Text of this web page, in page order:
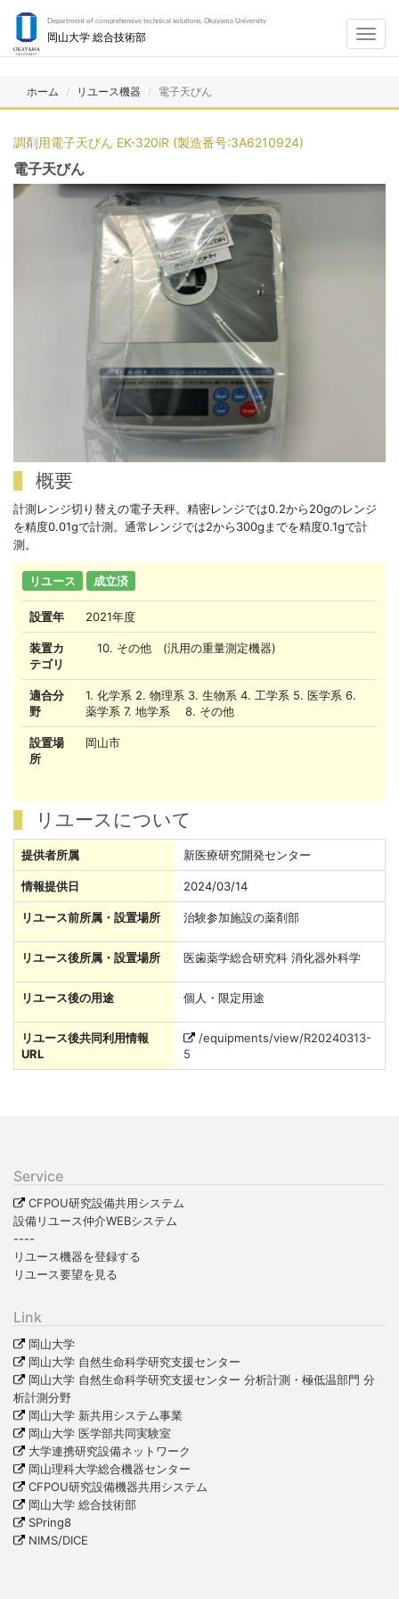
Department of comprehensive technical solutions, Okayama University
岡山大学 総合技術部
ホーム リユース機器 電子天びん
調剤用電子天びん EK-320iR (製造番号:3A6210924)
電子天びん
概要
計測レンジ切り替えの電子天秤。精密レンジでは0.2から20gのレンジ
を精度0.01gで計測。通常レンジでは2から300gまでを精度0.1gで計
測。
リユース 成立済
設置年 2021年度
装置カ
テゴリ
10. その他 (汎用の重量測定機器)
適合分
野
1. 化学系 2. 物理系 3. 生物系 4. 工学系 5. 医学系 6.
薬学系 7. 地学系 8. その他
設置場
所
岡山市
リユースについて
提供者所属 新医療研究開発センター
情報提供日 2024/03/14
リユース前所属・設置場所 治験参加施設の薬剤部
リユース後所属・設置場所 医歯薬学総合研究科 消化器外科学
リユース後の用途 個人・限定用途
リユース後共同利用情報
URL
/equipments/view/R20240313-
5
Service
CFPOU研究設備共用システム
設備リユース仲介WEBシステム
----
リユース機器を登録する
リユース要望を見る
Link
岡山大学
岡山大学 自然生命科学研究支援センター
岡山大学 自然生命科学研究支援センター 分析計測・極低温部門 分
析計測分野
岡山大学 新共用システム事業
岡山大学 医学部共同実験室
大学連携研究設備ネットワーク
岡山理科大学総合機器センター
CFPOU研究設備機器共用システム
岡山大学 総合技術部
SPring8
NIMS/DICE